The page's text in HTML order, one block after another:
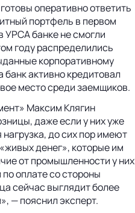
оперативно ответить
портфель в первом
УРСА банке не смогли
году распределились
корпоративному
банк активно кредитовал
место среди заемщиков.
Максим Клягин
даже если у них уже
до сих пор имеют
денег», которые им
от промышленности у них
оплате со стороны
сейчас выглядит более
— пояснил эксперт.